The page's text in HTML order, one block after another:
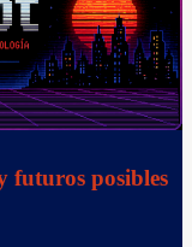
futuros posibles